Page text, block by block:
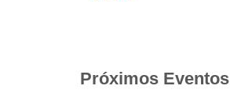
Próximos Eventos